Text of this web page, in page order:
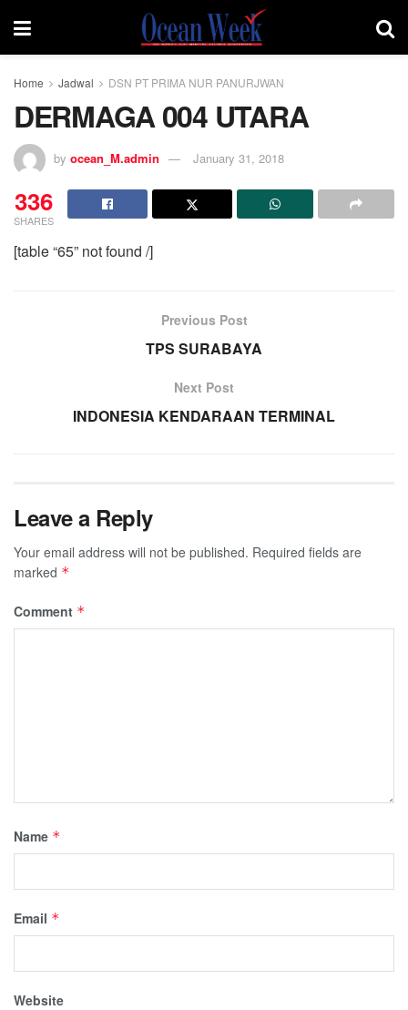
Home Jadwal DSN PT PRIMA NUR PANURJWAN
DERMAGA 004 UTARA
by ocean_M.admin January 31, 2018
336
SHARES
[table “65” not found /]
Previous Post
TPS SURABAYA
Next Post
INDONESIA KENDARAAN TERMINAL
Leave a Reply
Your email address will not be published. Required fields are
marked *
Comment *
Name *
Email *
Website